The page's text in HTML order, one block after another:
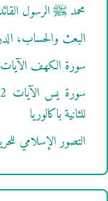
محمد ﷺ الرسول
البعث والحساب،
سورة الكهف الآيات 19-31، الدرس السابع للجذع المشترك
للثانية باكالوريا
التصور الإسلامي